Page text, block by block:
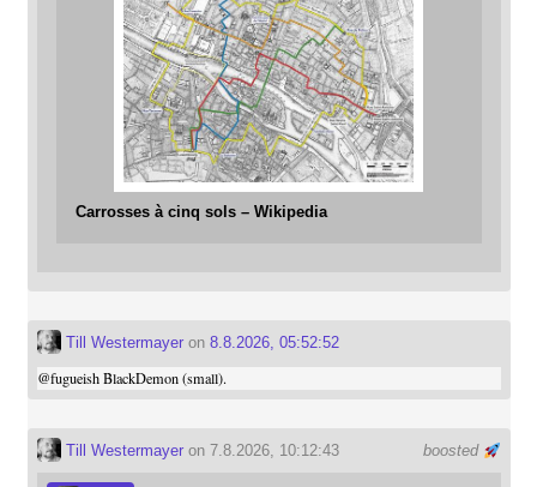
Carrosses à cinq sols – Wikipedia
Till Westermayeron 8.8.2026, 05:52:52
@fugueishBlackDemon (small).
boosted
Till Westermayeron 7.8.2026, 10:12:43